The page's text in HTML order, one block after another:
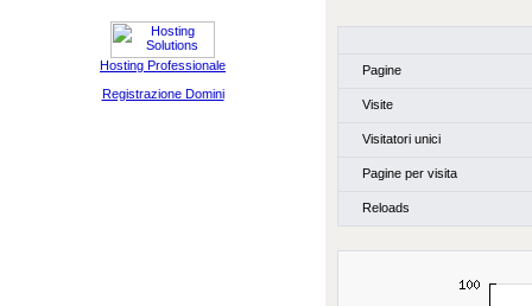
Hosting Professionale
Registrazione Domini
Pagine
Visite
Visitatori unici
Pagine per visita
Reloads